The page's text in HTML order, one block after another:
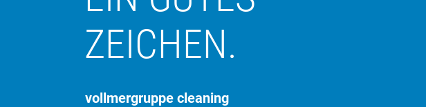
ZEICHEN.
vollmergruppe cleaning